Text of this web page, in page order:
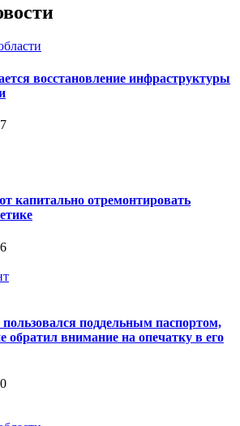
восстановление инфраструктуры
капитально отремонтировать
поддельным паспортом,
обратил внимание на опечатку в его